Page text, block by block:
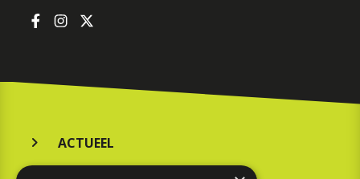
ACTUEEL